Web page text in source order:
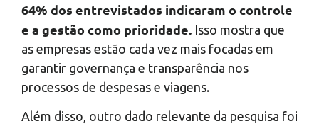
64% dos entrevistados indicaram o controle
e a gestão como prioridade. Isso mostra que
as empresas estão cada vez mais focadas em
garantir governança e transparência nos
processos de despesas e viagens.
Além disso, outro dado relevante da pesquisa foi